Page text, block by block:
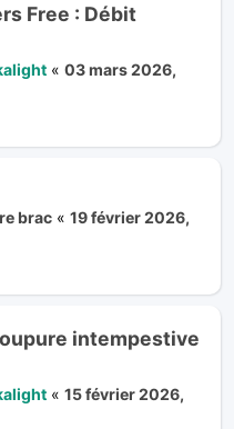
Free : Débit
« 03 mars 2026,
brac « 19 février 2026,
intempestive
« 15 février 2026,